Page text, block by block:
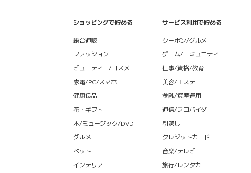
ショッピングで貯める
総合通販
ファッション
ビューティー/コスメ
家電/PC/スマホ
健康食品
花・ギフト
本/ミュージック/DVD
グルメ
ペット
インテリア
サービス利用で貯める
クーポン/グルメ
ゲーム/コミュニティ
仕事/資格/教育
美容/エステ
金融/資産運用
通信/プロバイダ
引越し
クレジットカード
音楽/テレビ
旅行/レンタカー